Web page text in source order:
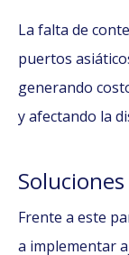
La falta de
puertos
generando
y afectando la
Frente a este
a implementar